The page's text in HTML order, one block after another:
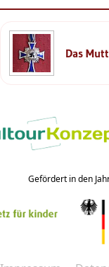
Das
Gefördert in den